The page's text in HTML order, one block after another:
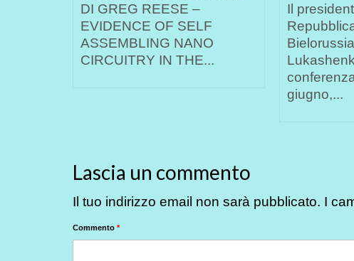
DI GREG REESE –
EVIDENCE OF SELF
ASSEMBLING NANO
CIRCUITRY IN THE...
Il
giugno,...
Lascia un commento
Il tuo indirizzo email non sarà pubblicato. I
Commento *